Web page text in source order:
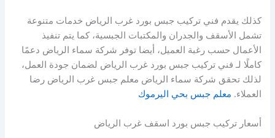
كذلك يقدم فني تركيب جبس بورد غرب الرياض خدمات متنوعة
تشمل الأسقف والجدران والمكتبات الجبسية، كما يتم تنفيذ
الأعمال حسب رغبة العميل، أيضا توفر شركة سماء الرياض دعمًا
كاملًا لـ فني تركيب جبس بورد غرب الرياض لضمان جودة العمل،
لذلك تحقق شركة سماء الرياض معلم جبس غرب الرياض رضا
العملاء. معلم جبس بحي اليرموك
أسعار تركيب جبس بورد اسقف غرب الرياض